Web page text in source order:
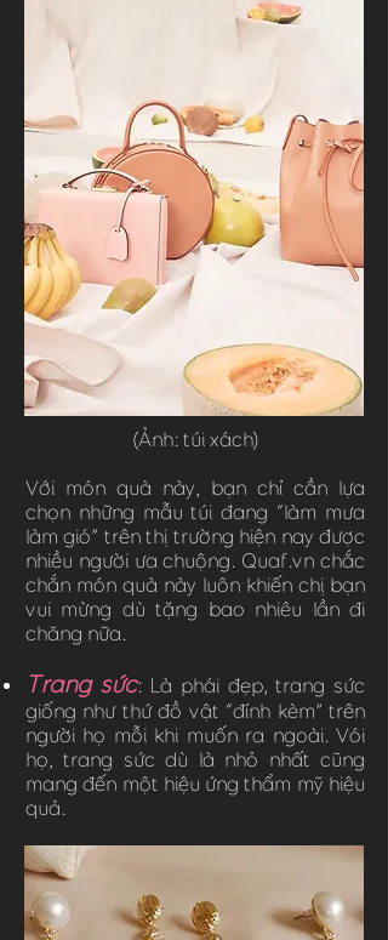
(Ảnh: túi xách)
Với món quà này, bạn chỉ cần lựa
chọn những mẫu túi đang “làm mưa
làm gió” trên thị trường hiện nay được
nhiều người ưa chuộng. Quaf.vn chắc
chắn món quà này luôn khiến chị bạn
vui mừng dù tặng bao nhiêu lần đi
chăng nữa.
Trang sức: Là phái đẹp, trang sức
giống như thứ đồ vật “đính kèm” trên
người họ mỗi khi muốn ra ngoài. Vói
họ, trang sức dù là nhỏ nhất cũng
mang đến một hiệu ứng thẩm mỹ hiệu
quả.